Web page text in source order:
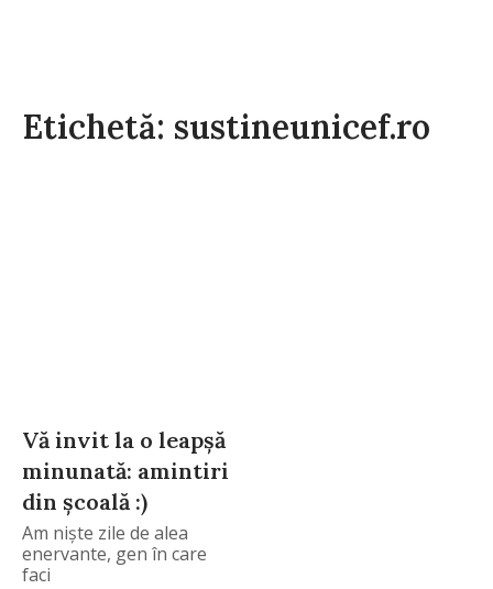
Etichetă: sustineunicef.ro
Vă invit la o leapșă
minunată: amintiri
din școală :)
Am niște zile de alea
enervante, gen în care
faci